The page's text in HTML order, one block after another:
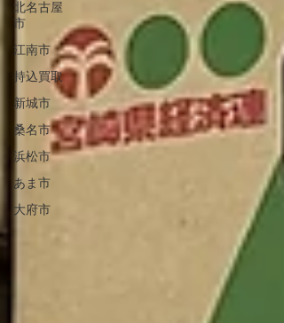
北名古屋
市
江南市
持込買取
新城市
桑名市
浜松市
あま市
大府市